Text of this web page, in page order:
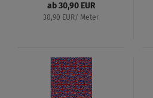
ab 30,90 EUR
30,90 EUR/ Meter